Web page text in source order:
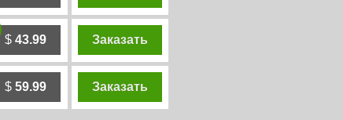
$ 43.99 Заказать
$ 59.99 Заказать